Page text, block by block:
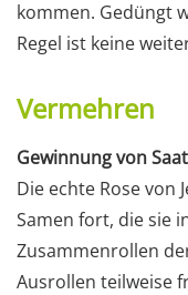
kommen. Gedüngt
Regel ist keine
Vermehren
Gewinnung von
Die echte Rose von
Samen fort, die sie
Zusammenrollen
Ausrollen teilweise